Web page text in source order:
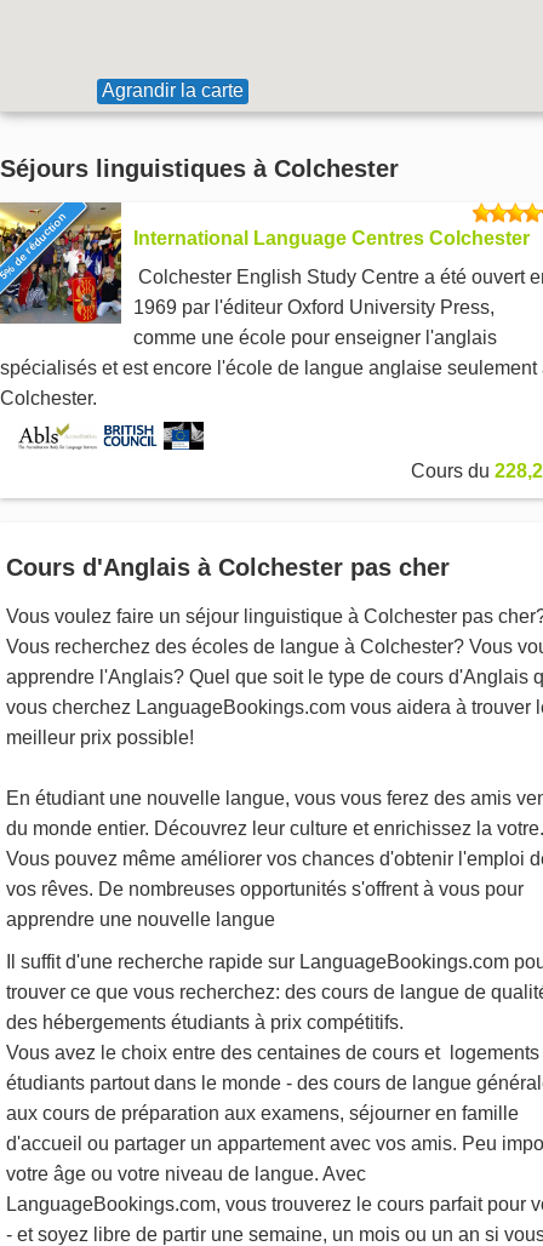
Agrandir la carte
Séjours linguistiques à Colchester
de réduction
International Language Centres Colchester
Colchester English Study Centre a été ouvert
1969 par l'éditeur Oxford University Press,
comme une école pour enseigner l'anglais
spécialisés et est encore l'école de langue anglaise seulement
Colchester.
Cours du
Cours d'Anglais à Colchester pas cher
Vous voulez faire un séjour linguistique à Colchester pas
Vous recherchez des écoles de langue à Colchester? Vous
apprendre l'Anglais? Quel que soit le type de cours d'Anglais
vous cherchez LanguageBookings.com vous aidera à trouver
meilleur prix possible!
En étudiant une nouvelle langue, vous vous ferez des amis
du monde entier. Découvrez leur culture et enrichissez la votre.
Vous pouvez même améliorer vos chances d'obtenir l'emploi
vos rêves. De nombreuses opportunités s'offrent à vous pour
apprendre une nouvelle langue
Il suffit d'une recherche rapide sur LanguageBookings.com
trouver ce que vous recherchez: des cours de langue de
des hébergements étudiants à prix compétitifs.
Vous avez le choix entre des centaines de cours et logements
étudiants partout dans le monde - des cours de langue
aux cours de préparation aux examens, séjourner en famille
d'accueil ou partager un appartement avec vos amis. Peu
votre âge ou votre niveau de langue. Avec
LanguageBookings.com, vous trouverez le cours parfait pour
- et soyez libre de partir une semaine, un mois ou un an si